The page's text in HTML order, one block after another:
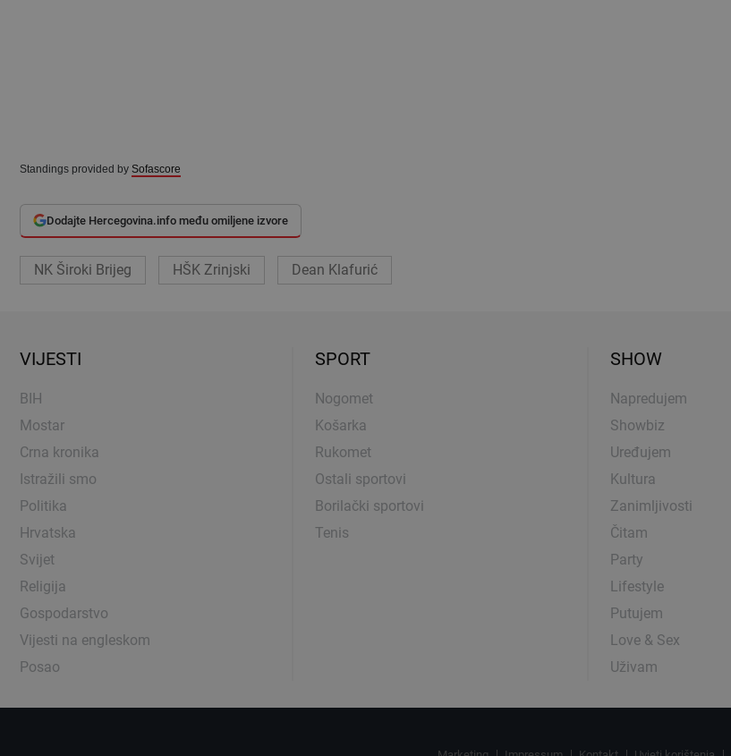
Standings provided by Sofascore
Dodajte Hercegovina.info među omiljene izvore
NK Široki Brijeg HŠK Zrinjski Dean Klafurić
VIJESTI
BIH
Mostar
Crna kronika
Istražili smo
Politika
Hrvatska
Svijet
Religija
Gospodarstvo
Vijesti na engleskom
Posao
SPORT
Nogomet
Košarka
Rukomet
Ostali sportovi
Borilački sportovi
Tenis
SHOW
Napredujem
Showbiz
Uređujem
Kultura
Zanimljivosti
Čitam
Party
Lifestyle
Putujem
Love & Sex
Uživam